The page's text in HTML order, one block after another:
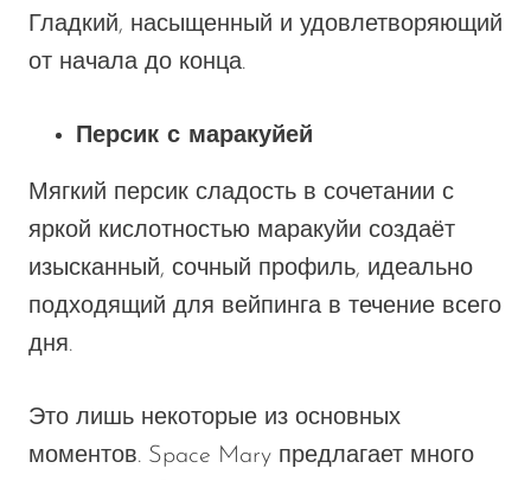
Гладкий, насыщенный и удовлетворяющий
от начала до конца.
Персик с маракуйей
Мягкий персик сладость в сочетании с
яркой кислотностью маракуйи создаёт
изысканный, сочный профиль, идеально
подходящий для вейпинга в течение всего
дня.
Это лишь некоторые из основных
моментов. Space Mary предлагает много